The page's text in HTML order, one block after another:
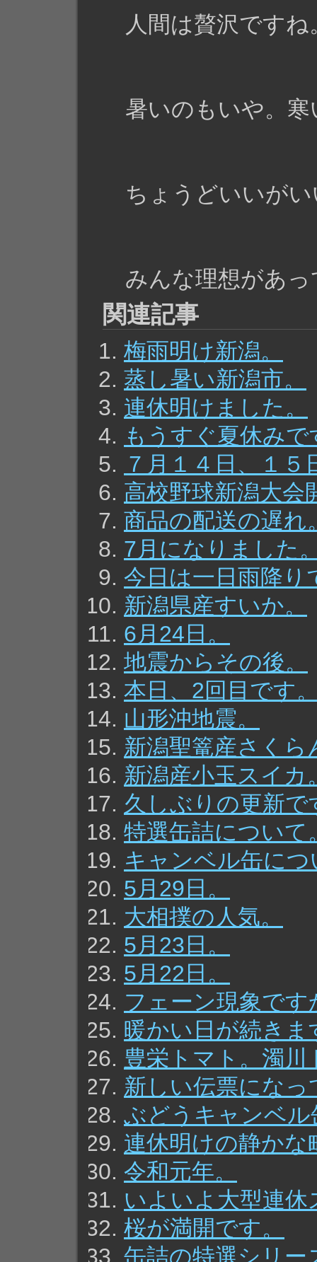
人間は贅沢ですね
暑いのもいや。寒
ちょうどいいがい
みんな理想があっ
関連記事
梅雨明け新潟。
蒸し暑い新潟市。
連休明けました。
もうすぐ夏休みで
７月１４日、１
高校野球新潟大会
商品の配送の遅れ
7月になりました
今日は一日雨降り
新潟県産すいか。
6月24日。
地震からその後。
本日、2回目です
山形沖地震。
新潟聖篭産さくら
新潟産小玉スイカ
久しぶりの更新で
特選缶詰について
キャンベル缶につ
5月29日。
大相撲の人気。
5月23日。
5月22日。
フェーン現象です
暖かい日が続きま
豊栄トマト。濁川
新しい伝票になっ
ぶどうキャンベ
連休明けの静かな
令和元年。
いよいよ大型連
桜が満開です。
缶詰の特選シリー